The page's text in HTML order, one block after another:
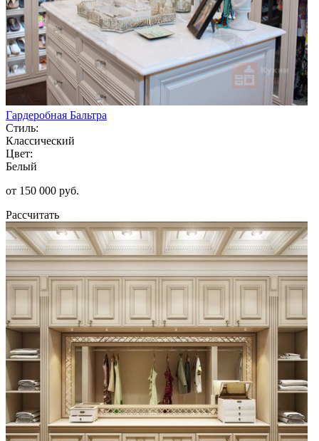
Гардеробная Бальтра
Стиль:
Классический
Цвет:
Белый
от 150 000 руб.
Рассчитать